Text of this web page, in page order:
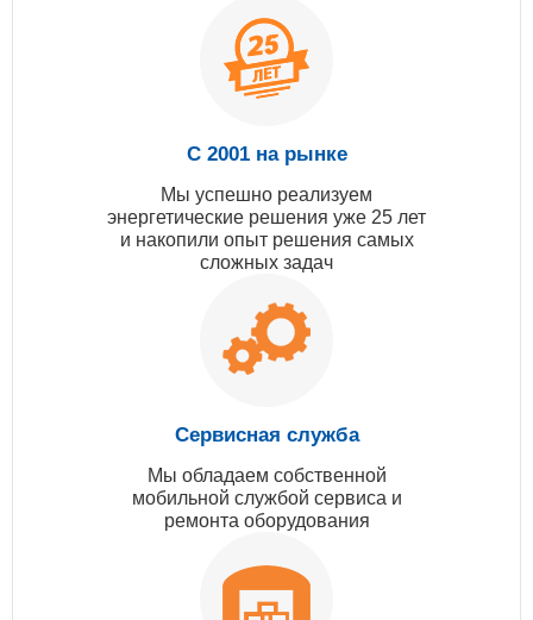
С 2001 на рынке
Мы успешно реализуем
энергетические решения уже 25 лет
и накопили опыт решения самых
сложных задач
Сервисная служба
Мы обладаем собственной
мобильной службой сервиса и
ремонта оборудования